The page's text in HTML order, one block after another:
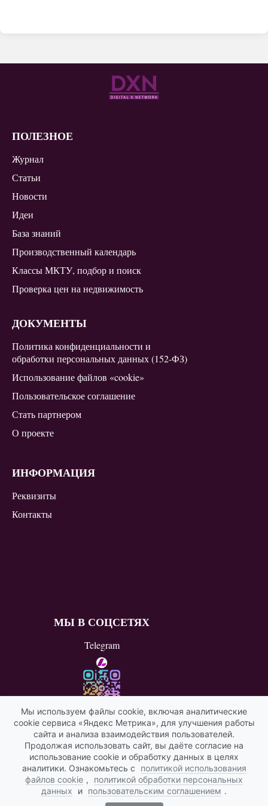
ПОЛЕЗНОЕ
Журнал
Статьи
Новости
Идеи
База знаний
Производственный календарь
Классы МКТУ, подбор и поиск
Проверка цен на недвижимость
ДОКУМЕНТЫ
Политика конфиденциальности и
обработки персональных данных (152-ФЗ)
Использование файлов «cookie»
Пользовательское соглашение
Стать партнером
О проекте
ИНФОРМАЦИЯ
Реквизиты
Контакты
МЫ В СОЦСЕТЯХ
Telegram
ВКонтакте
Яндекс ИКС
Мы используем файлы cookie, включая аналитические
cookie сервиса «Яндекс Метрика», для улучшения работы
сайта и анализа взаимодействия пользователей.
Продолжая использовать сайт, вы даёте согласие на
использование cookie и обработку данных в целях
аналитики. Ознакомьтесь с
политикой использования
файлов cookie ,
политикой обработки персональных
данных
и пользовательским соглашением .